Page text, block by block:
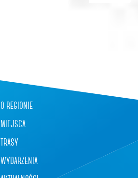
o regionie
miejsca
trasy
wydarzenia